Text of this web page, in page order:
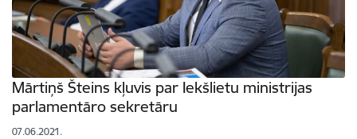
Mārtiņš Šteins kļuvis par Iekšlietu ministrijas
parlamentāro sekretāru
07.06.2021.